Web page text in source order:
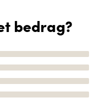
bedrag?